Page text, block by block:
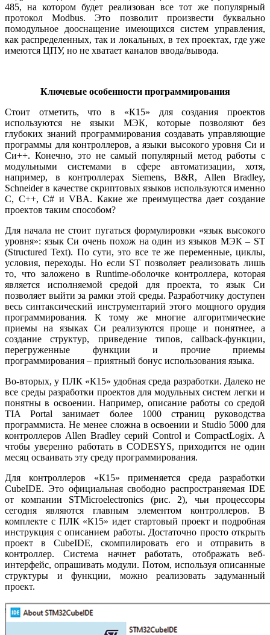
485, на котором будет реализован все тот же популярный
протокол Modbus. Это позволит произвести буквально
помодульное дооснащение имеющихся систем управления,
как распределенных, так и локальных, в тех проектах, где уже
имеются ЦПУ, но не хватает каналов ввода/вывода.
Ключевые особенности программирования
Стоит отметить, что в «К15» для создания проектов
используются не языки МЭК, которые позволяют без
глубоких знаний программирования создавать управляющие
программы для контроллеров, а языки высокого уровня Си и
Си++. Конечно, это не самый популярный метод работы с
модульными системами в сфере автоматизации, хо­тя,
например, в контроллерах Siemens, B&R, Allen Bradley,
Schneider в качестве скриптовых языков используются именно
С, С++, С# и VBA. Какие же преимущества дает создание
проектов таким способом?
Для начала не стоит пугаться формулировки «язык высокого
уровня»: язык Си очень похож на один из языков МЭК – ST
(Structured Text). По су­ти, это все те же переменные, циклы,
условия, переходы. Но если ST позволяет реализовать лишь
то, что заложено в Runtime-оболочке контроллера, которая
является исполняемой средой для проекта, то язык Си
позволяет выйти за рамки этой среды. Разработчику доступен
весь синтаксический инструментарий этого мощного орудия
программирования. К то­му же многие алгоритмические
приемы на языках Си реализуются проще и понятнее, а
создание структур, приведение типов, callback-функции,
перегруженные функции и прочие приемы
программирования – приятный бонус использования языка.
Во-вторых, у ПЛК «К15» удобная среда разработки. Далеко не
все среды разработки проектов для модульных систем легки и
понятны в освоении. Например, описание работы со средой
TIA Portal занимает более 1000 страниц руководства
программиста. Не менее сложна в освоении и Studio 5000 для
контроллеров Allen Bradley серий Control и CompactLogix. А
чтобы уверенно работать в CODESYS, приходится не один
месяц осваивать эту среду программирования.
Для контроллеров «К15» применяется среда разработки
CubeIDE. Это официальная свободно распространяемая IDE
от компании STMicroelectronics (рис. 2), чьи процессоры
сегодня являются главным элементом контроллеров. В
комплекте с ПЛК «К15» идет стартовый проект и подробная
инструкция с описанием работы. Достаточно просто открыть
проект в CubeIDE, скомпилировать его и отправить в
контроллер. Система начнет работать, отображать веб-
интерфейс, опрашивать модули. Потом, используя описанные
структуры и функции, можно реализовать задуманный
проект.